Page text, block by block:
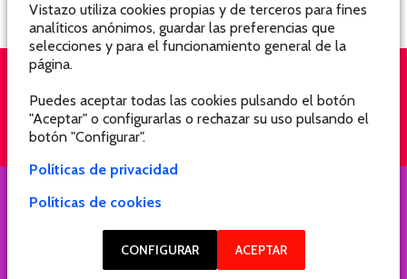
QUIÉNES SOMOS SUSCRÍBETE
Vistazo utiliza cookies propias y de terceros para fines
analíticos anónimos, guardar las preferencias que
selecciones y para el funcionamiento general de la
página.
Puedes aceptar todas las cookies pulsando el botón
"Aceptar" o configurarlas o rechazar su uso pulsando el
botón "Configurar".
Políticas de privacidad
Políticas de cookies
CONFIGURAR ACEPTAR